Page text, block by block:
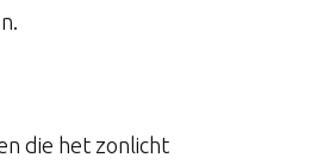
die het zonlicht